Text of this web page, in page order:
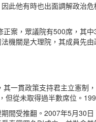
此他有時也出面調解政治
案，眾議院有500席，其
機關是大理院，其成員先
一貫政策支持君主立憲制
但從未取得過半數席位。
間受推翻。2007年5月30